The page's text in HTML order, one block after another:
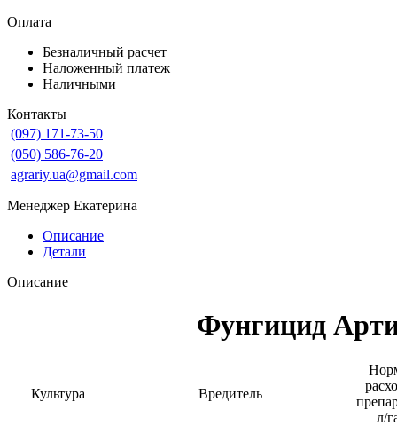
Оплата
Безналичный расчет
Наложенный платеж
Наличными
Контакты
(097) 171-73-50
(050) 586-76-20
agrariy.ua@gmail.com
Менеджер Екатерина
Описание
Детали
Описание
Фунгицид
Культура Вредитель
л/